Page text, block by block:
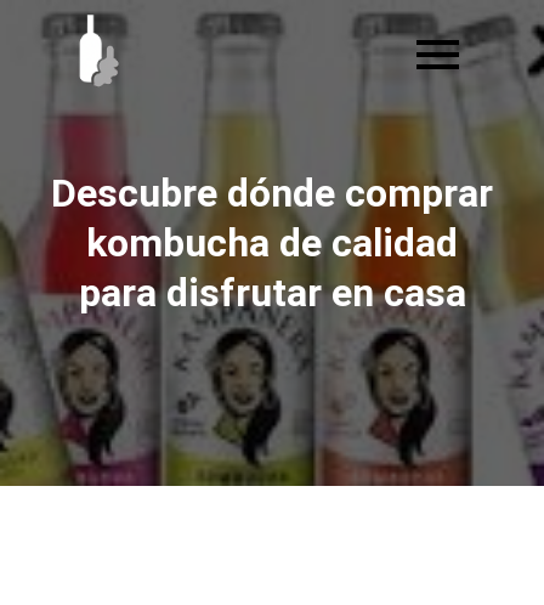
contenido
Descubre dónde comprar
kombucha de calidad
para disfrutar en casa